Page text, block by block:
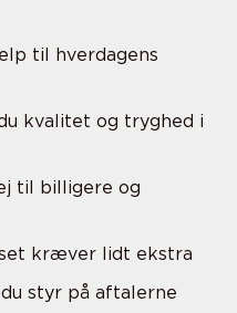
til hverdagens
kvalitet og tryghed i
til billigere og
kræver lidt ekstra
styr på aftalerne